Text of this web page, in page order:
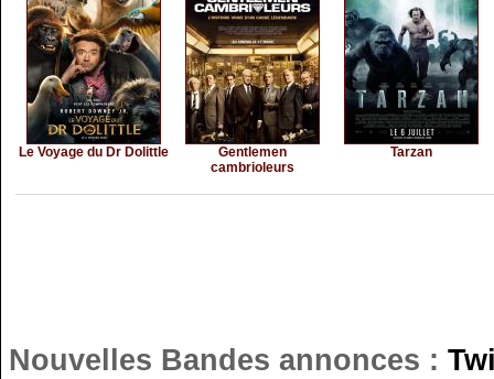
Le Voyage du Dr Dolittle
Gentlemen
cambrioleurs
Tarzan
Nouvelles Bandes annonces :